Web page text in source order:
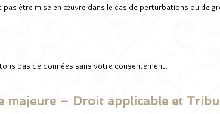
pas être mise en œuvre dans le cas de perturbations ou de
pas de données sans votre consentement.
majeure – Droit applicable et